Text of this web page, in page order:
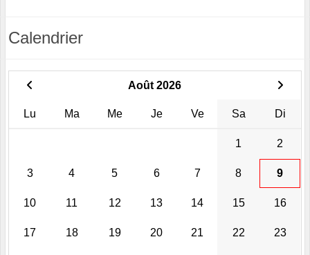
Calendrier
Août 2026
Lu Ma Me Je Ve Sa Di
1 2
3 4 5 6 7 8 9
10 11 12 13 14 15 16
17 18 19 20 21 22 23